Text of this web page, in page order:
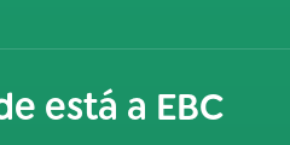
está a EBC